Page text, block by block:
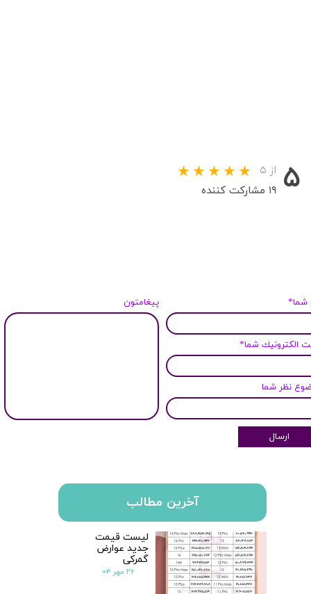
۵ از ۵
۱۹ مشارکت کننده
شما*
الكترونيك شما*
نظر شما
پیغامتون
ارسال
آخرین مطالب
لیست قیمت
جدید عوارض
گمرکی
۲۶ مهر ۰۴